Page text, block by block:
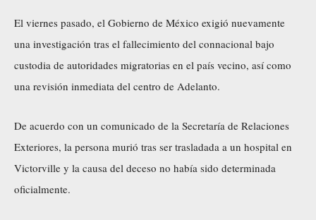
El viernes pasado, el Gobierno de México exigió nuevamente
una investigación tras el fallecimiento del connacional bajo
custodia de autoridades migratorias en el país vecino, así como
una revisión inmediata del centro de Adelanto.
De acuerdo con un comunicado de la Secretaría de Relaciones
Exteriores, la persona murió tras ser trasladada a un hospital en
Victorville y la causa del deceso no había sido determinada
oficialmente.